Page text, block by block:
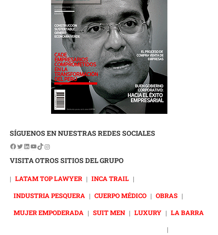
SÍGUENOS EN NUESTRAS REDES SOCIALES
VISITA OTROS SITIOS DEL GRUPO
| LATAM TOP LAWYER | INCA TRAIL |
INDUSTRIA PESQUERA | CUERPO MÉDICO | OBRAS |
MUJER EMPODERADA | SUIT MEN | LUXURY | LA BARRA
|